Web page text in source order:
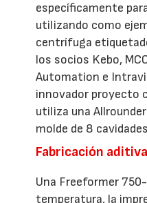
específicamente
utilizando como
centrífuga
los socios Kebo,
Automation e
innovador proyecto
utiliza una
molde de 8
Fabricación
Una Freeformer
temperatura, la